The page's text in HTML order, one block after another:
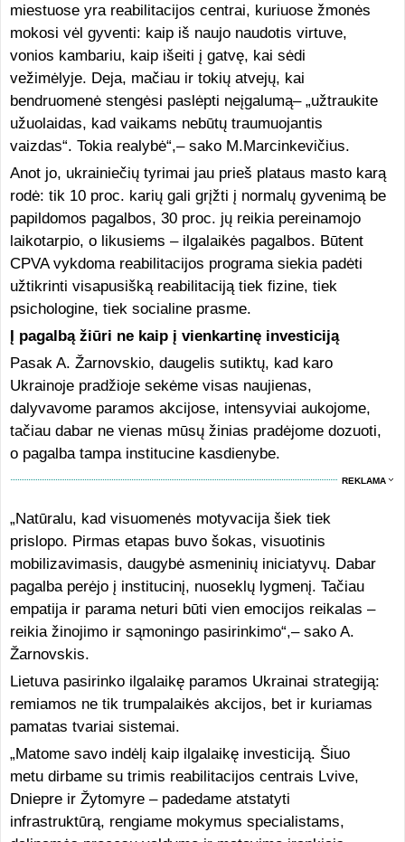
miestuose yra reabilitacijos centrai, kuriuose žmonės
mokosi vėl gyventi: kaip iš naujo naudotis virtuve,
vonios kambariu, kaip išeiti į gatvę, kai sėdi
vežimėlyje. Deja, mačiau ir tokių atvejų, kai
bendruomenė stengėsi paslėpti neįgalumą– „užtraukite
užuolaidas, kad vaikams nebūtų traumuojantis
vaizdas“. Tokia realybė“,– sako M.Marcinkevičius.
Anot jo, ukrainiečių tyrimai jau prieš plataus masto karą
rodė: tik 10 proc. karių gali grįžti į normalų gyvenimą be
papildomos pagalbos, 30 proc. jų reikia pereinamojo
laikotarpio, o likusiems – ilgalaikės pagalbos. Būtent
CPVA vykdoma reabilitacijos programa siekia padėti
užtikrinti visapusišką reabilitaciją tiek fizine, tiek
psichologine, tiek socialine prasme.
Į pagalbą žiūri ne kaip į vienkartinę investiciją
Pasak A. Žarnovskio, daugelis sutiktų, kad karo
Ukrainoje pradžioje sekėme visas naujienas,
dalyvavome paramos akcijose, intensyviai aukojome,
tačiau dabar ne vienas mūsų žinias pradėjome dozuoti,
o pagalba tampa institucine kasdienybe.
REKLAMA
„Natūralu, kad visuomenės motyvacija šiek tiek
prislopo. Pirmas etapas buvo šokas, visuotinis
mobilizavimasis, daugybė asmeninių iniciatyvų. Dabar
pagalba perėjo į institucinį, nuoseklų lygmenį. Tačiau
empatija ir parama neturi būti vien emocijos reikalas –
reikia žinojimo ir sąmoningo pasirinkimo“,– sako A.
Žarnovskis.
Lietuva pasirinko ilgalaikę paramos Ukrainai strategiją:
remiamos ne tik trumpalaikės akcijos, bet ir kuriamas
pamatas tvariai sistemai.
„Matome savo indėlį kaip ilgalaikę investiciją. Šiuo
metu dirbame su trimis reabilitacijos centrais Lvive,
Dniepre ir Žytomyre – padedame atstatyti
infrastruktūrą, rengiame mokymus specialistams,